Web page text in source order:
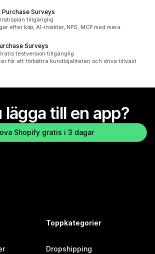
Surveys
totalt tillgänglig
efter köp, AI-insikter, NPS, MCP med mera.
Surveys
totalt
testversion tillgänglig
för att förbättra kundlojaliteten och driva tillväxt
lägga till en app?
Shopify gratis i 3 dagar
Toppkategorier
Dropshipping